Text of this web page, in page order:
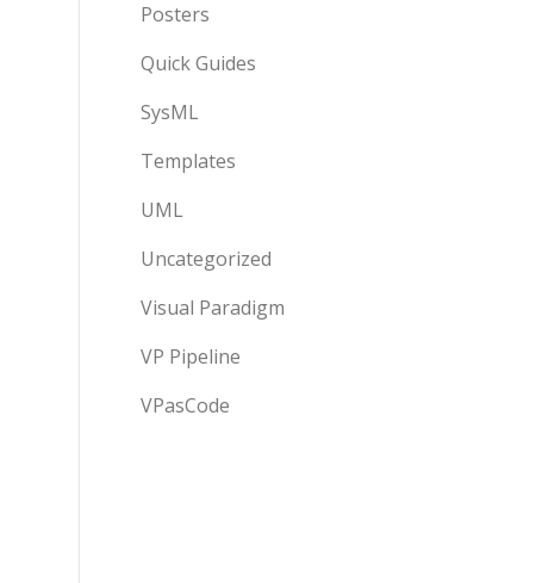
Posters
Quick Guides
SysML
Templates
UML
Uncategorized
Visual Paradigm
VP Pipeline
VPasCode